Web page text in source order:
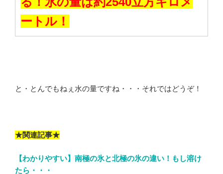
ートル！
と・とんでもねぇ水の量ですね・・・それではどうぞ！
★関連記事★
【わかりやすい】南極の氷と北極の氷の違い！もし溶け
たら・・・